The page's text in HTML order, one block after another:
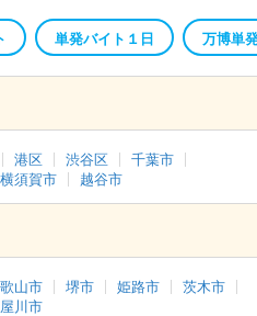
単発バイト１日 万博単
港区 渋谷区
千葉市
横須賀市 越谷市
山市 堺市 姫路市
茨木市
川市